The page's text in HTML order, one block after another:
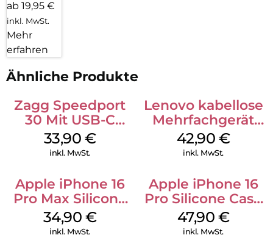
ab 19,95 €
inkl. MwSt.
Mehr
erfahren
Ähnliche Produkte
Zagg Speedport
30 Mit USB-C
Kabel Weiß
33,90 €
inkl. MwSt.
Lenovo kabellose
Mehrfachgerät
Luna Grey
42,90 €
inkl. MwSt.
Apple iPhone 16
Pro Max Silicone
Case MagSafe
Denim
34,90 €
inkl. MwSt.
Apple iPhone 16
Pro Silicone Case
MagSafe Denim
47,90 €
inkl. MwSt.